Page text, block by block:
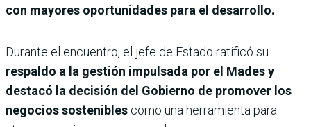
con mayores oportunidades para el desarrollo.
Durante el encuentro, el jefe de Estado ratificó su
respaldo a la gestión impulsada por el Mades y
destacó la decisión del Gobierno de promover los
negocios sostenibles como una herramienta para